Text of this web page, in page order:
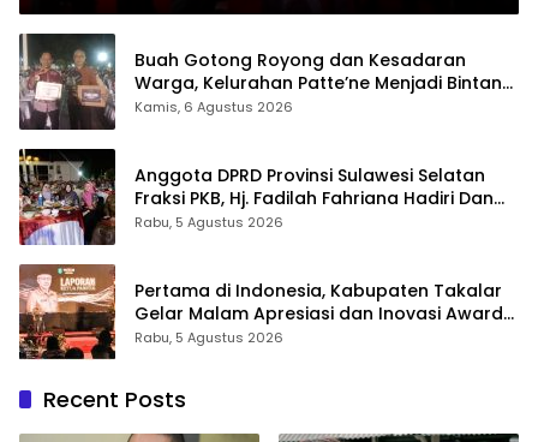
Buah Gotong Royong dan Kesadaran
Warga, Kelurahan Patte’ne Menjadi Bintang
Takalar Award 2026
Kamis, 6 Agustus 2026
Anggota DPRD Provinsi Sulawesi Selatan
Fraksi PKB, Hj. Fadilah Fahriana Hadiri Dan
Beri Apresiasi : Takalar Menyalakan Lentera
Rabu, 5 Agustus 2026
Pertama di Indonesia, Kabupaten Takalar
Gelar Malam Apresiasi dan Inovasi Award
2026: Panggung Penghargaan bagi
Rabu, 5 Agustus 2026
Recent Posts